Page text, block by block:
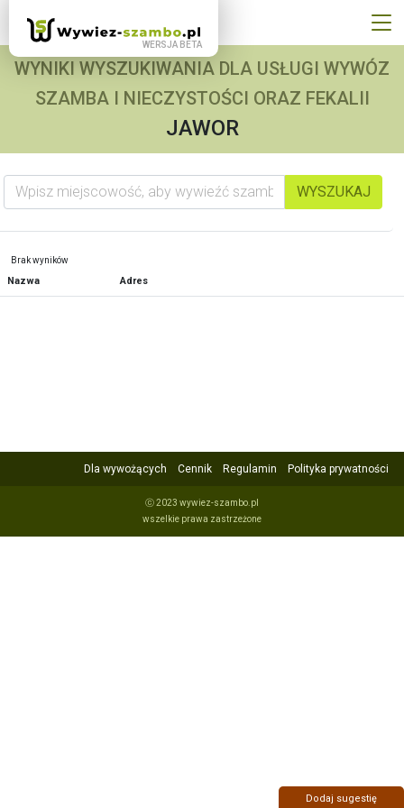
WYNIKI WYSZUKIWANIA DLA USŁUGI WYWÓZ
SZAMBA I NIECZYSTOŚCI ORAZ FEKALII
JAWOR
Wpisz miejscowość, aby wywieźć szambo
WYSZUKAJ
Brak wyników
Nazwa Adres
Dla wywożących Cennik Regulamin Polityka prywatności
ⓒ 2023 wywiez-szambo.pl
wszelkie prawa zastrzeżone
Dodaj sugestię